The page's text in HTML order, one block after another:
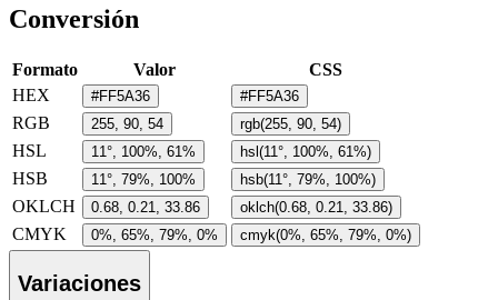
Conversión
Formato Valor
CSS
HEX
#FF5A36 #FF5A36
RGB 255, 90, 54 rgb(255, 90, 54)
HSL 11°, 100%, 61% hsl(11°, 100%, 61%)
HSB 11°, 79%, 100% hsb(11°, 79%, 100%)
OKLCH 0.68, 0.21, 33.86 oklch(0.68, 0.21, 33.86)
CMYK 0%, 65%, 79%, 0% cmyk(0%, 65%, 79%, 0%)
Variaciones